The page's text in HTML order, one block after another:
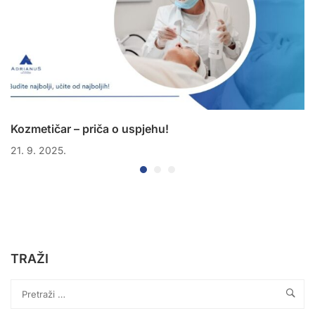
Kozmetičar – priča o uspjehu!
21. 9. 2025.
TRAŽI